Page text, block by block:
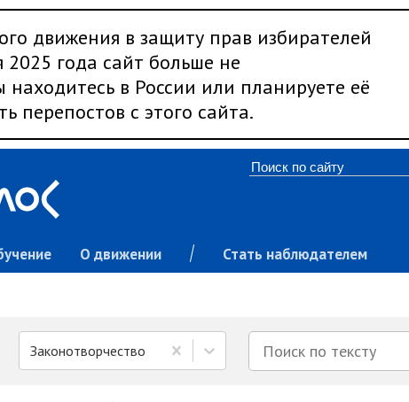
движения в защиту прав избирателей
2025 года сайт больше не
в России или планируете её
перепостов с этого сайта.
О движении Стать наблюдателем
Законотворчество